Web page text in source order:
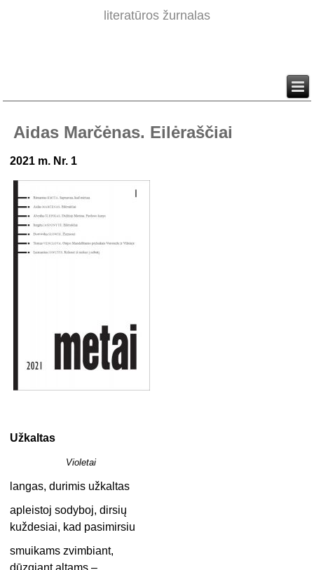
literatūros žurnalas
Aidas Marčėnas. Eilėraščiai
2021 m. Nr. 1
Užkaltas
Violetai
langas, durimis užkaltas
apleistoj sodyboj, dirsių
kuždesiai, kad pasimirsiu
smuikams zvimbiant,
dūzgiant altams –